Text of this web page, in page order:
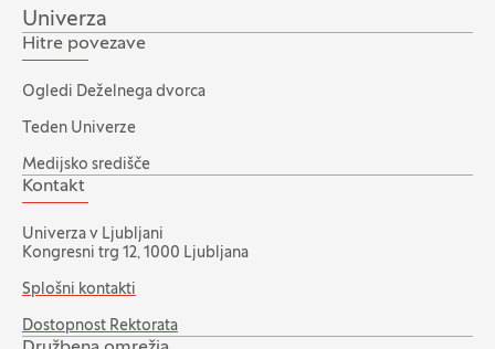
Univerza
Hitre povezave
Ogledi Deželnega dvorca
Teden Univerze
Medijsko središče
Kontakt
Univerza v Ljubljani
Kongresni trg 12, 1000 Ljubljana
Splošni kontakti
Dostopnost Rektorata